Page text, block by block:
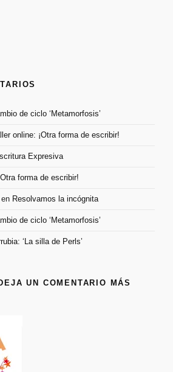
de ciclo ‘Metamorfosis’
online: ¡Otra forma de escribir!
Expresiva
forma de escribir!
en Resolvamos la incógnita
de ciclo ‘Metamorfosis’
‘La silla de Perls’
UN COMENTARIO MÁS